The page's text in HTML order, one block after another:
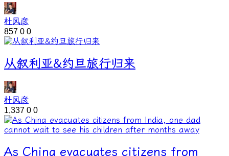
杜风彦
857 0 0
从叙利亚&约旦旅行归来
杜风彦
1,337 0 0
As China evacuates citizens from